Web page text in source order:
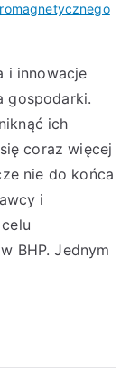
i innowacje
gospodarki.
ich
coraz więcej
nie do końca
i
BHP. Jednym